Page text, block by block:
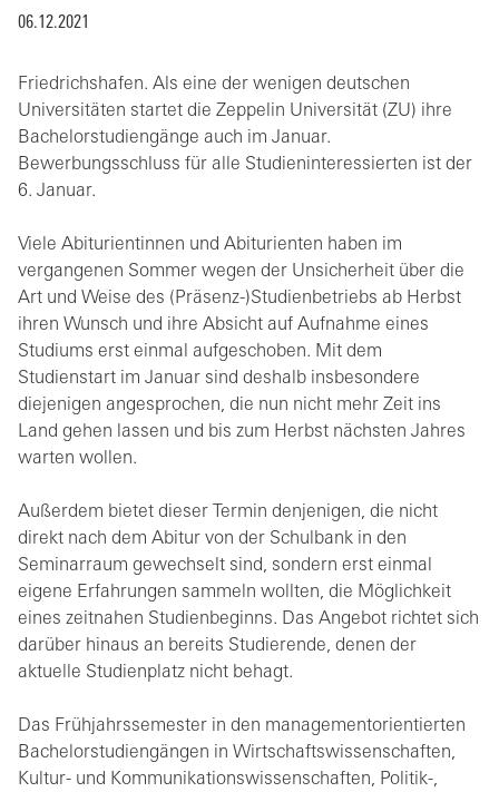
06.12.2021
Friedrichshafen. Als eine der wenigen deutschen
Universitäten startet die Zeppelin Universität (ZU) ihre
Bachelorstudiengänge auch im Januar.
Bewerbungsschluss für alle Studieninteressierten ist der
6. Januar.
Viele Abiturientinnen und Abiturienten haben im
vergangenen Sommer wegen der Unsicherheit über die
Art und Weise des (Präsenz-)Studienbetriebs ab Herbst
ihren Wunsch und ihre Absicht auf Aufnahme eines
Studiums erst einmal aufgeschoben. Mit dem
Studienstart im Januar sind deshalb insbesondere
diejenigen angesprochen, die nun nicht mehr Zeit ins
Land gehen lassen und bis zum Herbst nächsten Jahres
warten wollen.
Außerdem bietet dieser Termin denjenigen, die nicht
direkt nach dem Abitur von der Schulbank in den
Seminarraum gewechselt sind, sondern erst einmal
eigene Erfahrungen sammeln wollten, die Möglichkeit
eines zeitnahen Studienbeginns. Das Angebot richtet sich
darüber hinaus an bereits Studierende, denen der
aktuelle Studienplatz nicht behagt.
Das Frühjahrssemester in den managementorientierten
Bachelorstudiengängen in Wirtschaftswissenschaften,
Kultur- und Kommunikationswissenschaften, Politik-,